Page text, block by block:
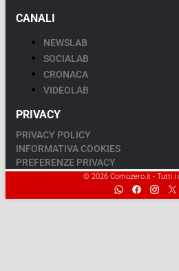
CANALI
NEWSLAB
SOCIALAB
CRONACA
VIDEOLAB
PRIVACY
PRIVACY POLICY
INFORMATIVA COOKIES
PREFERENZE PRIVACY
© 2026 Comozero.it - Tutti i